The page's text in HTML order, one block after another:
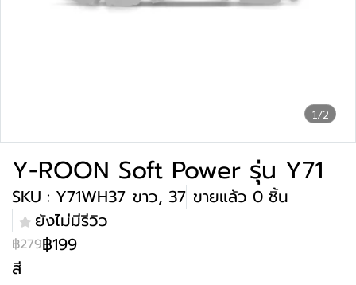
1/2
Y-ROON Soft Power รุ่น Y71
SKU : Y71WH37 ขาว, 37 ขายแล้ว 0 ชิ้น
ยังไม่มีรีวิว
฿279฿199
สี